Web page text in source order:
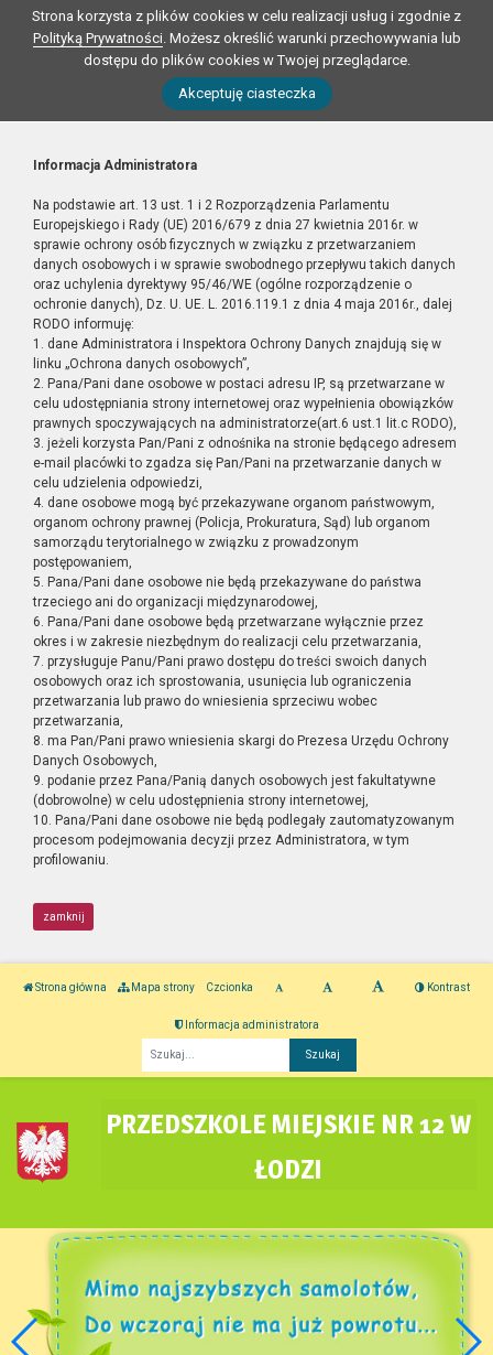
Strona korzysta z plików cookies w celu realizacji usług i zgodnie z
Polityką Prywatności. Możesz określić warunki przechowywania lub
dostępu do plików cookies w Twojej przeglądarce.
Akceptuję ciasteczka
Informacja Administratora
Na podstawie art. 13 ust. 1 i 2 Rozporządzenia Parlamentu
Europejskiego i Rady (UE) 2016/679 z dnia 27 kwietnia 2016r. w
sprawie ochrony osób fizycznych w związku z przetwarzaniem
danych osobowych i w sprawie swobodnego przepływu takich danych
oraz uchylenia dyrektywy 95/46/WE (ogólne rozporządzenie o
ochronie danych), Dz. U. UE. L. 2016.119.1 z dnia 4 maja 2016r., dalej
RODO informuję:
1. dane Administratora i Inspektora Ochrony Danych znajdują się w
linku „Ochrona danych osobowych”,
2. Pana/Pani dane osobowe w postaci adresu IP, są przetwarzane w
celu udostępniania strony internetowej oraz wypełnienia obowiązków
prawnych spoczywających na administratorze(art.6 ust.1 lit.c RODO),
3. jeżeli korzysta Pan/Pani z odnośnika na stronie będącego adresem
e-mail placówki to zgadza się Pan/Pani na przetwarzanie danych w
celu udzielenia odpowiedzi,
4. dane osobowe mogą być przekazywane organom państwowym,
organom ochrony prawnej (Policja, Prokuratura, Sąd) lub organom
samorządu terytorialnego w związku z prowadzonym
postępowaniem,
5. Pana/Pani dane osobowe nie będą przekazywane do państwa
trzeciego ani do organizacji międzynarodowej,
6. Pana/Pani dane osobowe będą przetwarzane wyłącznie przez
okres i w zakresie niezbędnym do realizacji celu przetwarzania,
7. przysługuje Panu/Pani prawo dostępu do treści swoich danych
osobowych oraz ich sprostowania, usunięcia lub ograniczenia
przetwarzania lub prawo do wniesienia sprzeciwu wobec
przetwarzania,
8. ma Pan/Pani prawo wniesienia skargi do Prezesa Urzędu Ochrony
Danych Osobowych,
9. podanie przez Pana/Panią danych osobowych jest fakultatywne
(dobrowolne) w celu udostępnienia strony internetowej,
10. Pana/Pani dane osobowe nie będą podlegały zautomatyzowanym
procesom podejmowania decyzji przez Administratora, w tym
profilowaniu.
zamknij
Strona główna Mapa strony Czcionka Kontrast
Informacja administratora
PRZEDSZKOLE MIEJSKIE NR 12 W
ŁODZI